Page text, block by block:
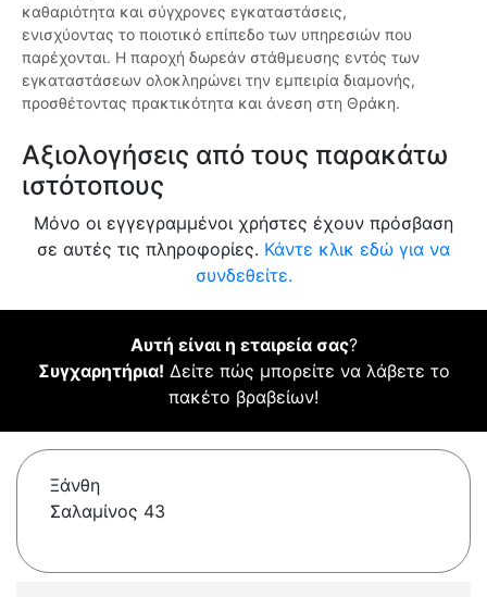
καθαριότητα και σύγχρονες εγκαταστάσεις,
ενισχύοντας το ποιοτικό επίπεδο των υπηρεσιών που
παρέχονται. Η παροχή δωρεάν στάθμευσης εντός των
εγκαταστάσεων ολοκληρώνει την εμπειρία διαμονής,
προσθέτοντας πρακτικότητα και άνεση στη Θράκη.
Αξιολογήσεις από τους παρακάτω
ιστότοπους
Μόνο οι εγγεγραμμένοι χρήστες έχουν πρόσβαση
σε αυτές τις πληροφορίες. Κάντε κλικ εδώ για να
συνδεθείτε.
Αυτή είναι η εταιρεία σας?
Συγχαρητήρια! Δείτε πώς μπορείτε να λάβετε το
πακέτο βραβείων!
Ξάνθη
Σαλαμίνος 43